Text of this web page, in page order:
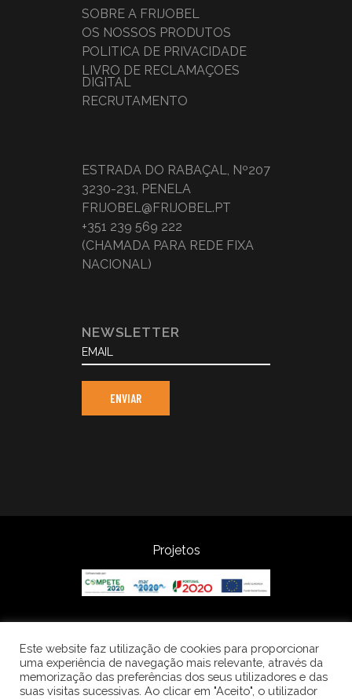
SOBRE A FRIJOBEL
OS NOSSOS PRODUTOS
POLÍTICA DE PRIVACIDADE
LIVRO DE RECLAMAÇÕES
DIGITAL
RECRUTAMENTO
ESTRADA DO RABAÇAL, Nº207
3230-231, PENELA
FRIJOBEL@FRIJOBEL.PT
+351 239 569 222
(CHAMADA PARA REDE FIXA
NACIONAL)
NEWSLETTER
Projetos
©2022, Frijobel S.A. Todos os
Este website faz utilização de cookies para proporcionar
uma experiência de navegação mais relevante, através da
memorização das preferências dos seus utilizadores e das
suas visitas sucessivas. Ao clicar em "Aceito", o utilizador